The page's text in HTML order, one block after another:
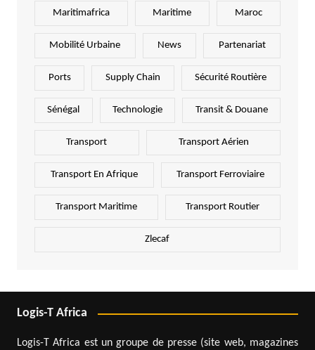
Maritimafrica Maritime Maroc
Mobilité Urbaine News Partenariat
Ports Supply Chain Sécurité Routière
Sénégal Technologie Transit & Douane
Transport Transport Aérien
Transport En Afrique Transport Ferroviaire
Transport Maritime Transport Routier
Zlecaf
Logis-T Africa
Logis-T Africa est un groupe de presse (site web, magazines